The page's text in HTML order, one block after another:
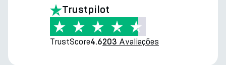
Trustpilot
TrustScore4.6203 Avaliações